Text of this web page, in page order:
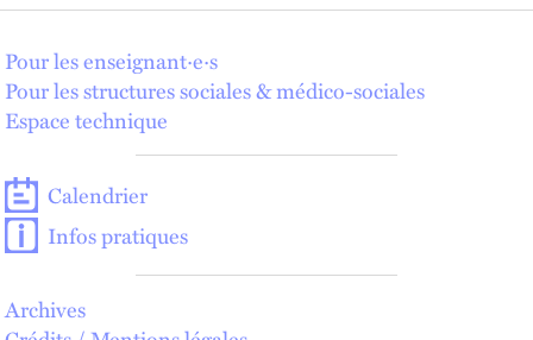
Pour les enseignant·e·s
Pour les structures sociales & médico-sociales
Espace technique
Calendrier
Infos pratiques
Archives